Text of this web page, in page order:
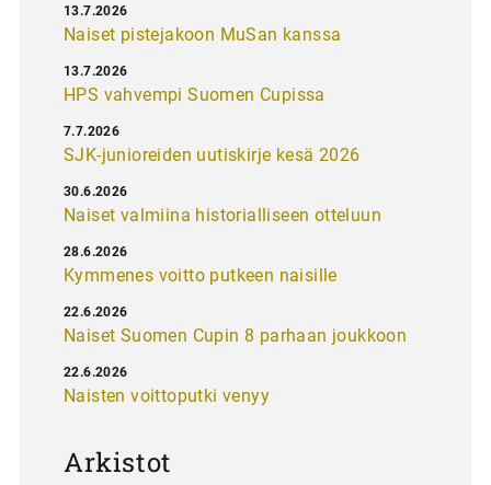
Naiset pistejakoon MuSan kanssa
13.7.2026
HPS vahvempi Suomen Cupissa
13.7.2026
SJK-junioreiden uutiskirje kesä 2026
7.7.2026
Naiset valmiina historialliseen otteluun
30.6.2026
Kymmenes voitto putkeen naisille
28.6.2026
Naiset Suomen Cupin 8 parhaan joukkoon
22.6.2026
Naisten voittoputki venyy
22.6.2026
Arkistot